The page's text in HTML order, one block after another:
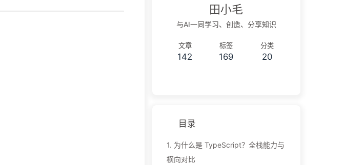
田小毛
与AI一同学习、创造、分享知识
文章
142
标签
169
分类
20
目录
1. 为什么是 TypeScript？全栈能力与
横向对比